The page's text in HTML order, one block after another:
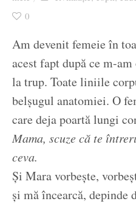
0
Am devenit femeie în
acest fapt după ce m-
la trup. Toate liniile
belșugul anatomiei. O
care deja poartă lungi
Mama, scuze că te
ceva.
Și Mara vorbește,
și mă încearcă, depinde